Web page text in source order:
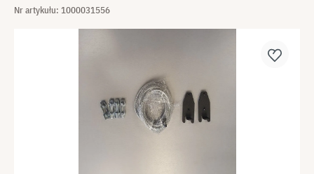
Nr artykułu: 1000031556